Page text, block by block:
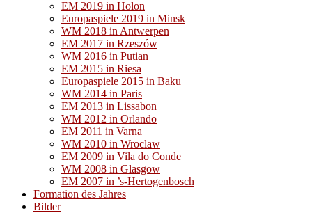
EM 2019 in Holon
Europaspiele 2019 in Minsk
WM 2018 in Antwerpen
EM 2017 in Rzeszów
WM 2016 in Putian
EM 2015 in Riesa
Europaspiele 2015 in Baku
WM 2014 in Paris
EM 2013 in Lissabon
WM 2012 in Orlando
EM 2011 in Varna
WM 2010 in Wroclaw
EM 2009 in Vila do Conde
WM 2008 in Glasgow
EM 2007 in ’s-Hertogenbosch
Formation des Jahres
Bilder